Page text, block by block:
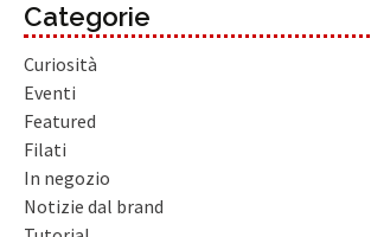
Categorie
Curiosità
Eventi
Featured
Filati
In negozio
Notizie dal brand